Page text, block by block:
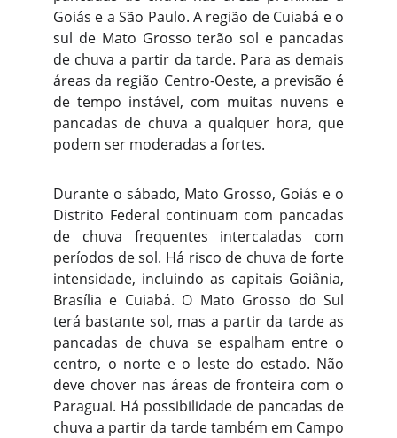
Goiás e a São Paulo. A região de Cuiabá e o
sul de Mato Grosso terão sol e pancadas
de chuva a partir da tarde. Para as demais
áreas da região Centro-Oeste, a previsão é
de tempo instável, com muitas nuvens e
pancadas de chuva a qualquer hora, que
podem ser moderadas a fortes.
Durante o sábado, Mato Grosso, Goiás e o
Distrito Federal continuam com pancadas
de chuva frequentes intercaladas com
períodos de sol. Há risco de chuva de forte
intensidade, incluindo as capitais Goiânia,
Brasília e Cuiabá. O Mato Grosso do Sul
terá bastante sol, mas a partir da tarde as
pancadas de chuva se espalham entre o
centro, o norte e o leste do estado. Não
deve chover nas áreas de fronteira com o
Paraguai. Há possibilidade de pancadas de
chuva a partir da tarde também em Campo